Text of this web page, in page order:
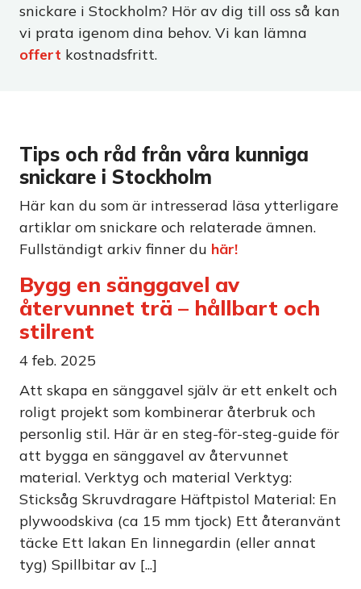
snickare i Stockholm? Hör av dig till oss så kan
vi prata igenom dina behov. Vi kan lämna
offert kostnadsfritt.
Tips och råd från våra kunniga
snickare i Stockholm
Här kan du som är intresserad läsa ytterligare
artiklar om snickare och relaterade ämnen.
Fullständigt arkiv finner du här!
Bygg en sänggavel av
återvunnet trä – hållbart och
stilrent
4 feb. 2025
Att skapa en sänggavel själv är ett enkelt och
roligt projekt som kombinerar återbruk och
personlig stil. Här är en steg-för-steg-guide för
att bygga en sänggavel av återvunnet
material. Verktyg och material Verktyg:
Sticksåg Skruvdragare Häftpistol Material: En
plywoodskiva (ca 15 mm tjock) Ett återanvänt
täcke Ett lakan En linnegardin (eller annat
tyg) Spillbitar av [...]